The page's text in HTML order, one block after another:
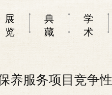
展
览
典
藏
学
术
养服务项目竞争